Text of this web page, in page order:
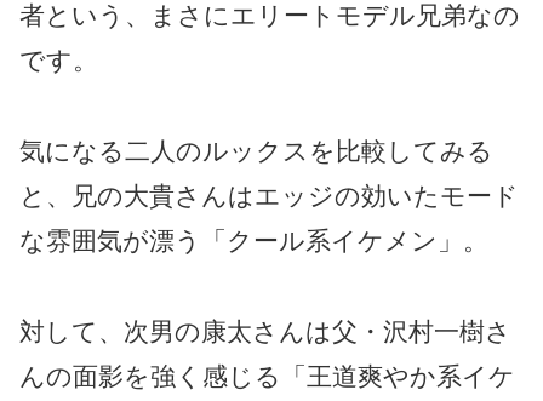
者という、まさにエリートモデル兄弟なの
です。
気になる二人のルックスを比較してみる
と、兄の大貴さんはエッジの効いたモード
な雰囲気が漂う「クール系イケメン」。
対して、次男の康太さんは父・沢村一樹さ
んの面影を強く感じる「王道爽やか系イケ